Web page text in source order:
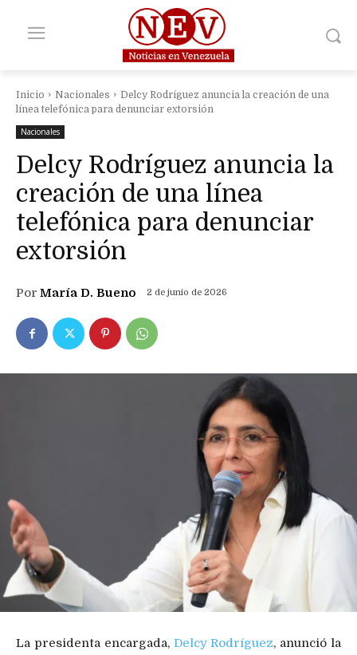
Inicio Nacionales
Delcy Rodríguez anuncia la creación de una
línea telefónica para denunciar extorsión
Nacionales
Delcy Rodríguez anuncia la
creación de una línea
telefónica para denunciar
extorsión
Por María D. Bueno 2 de junio de 2026
La presidenta encargada, Delcy Rodríguez, anunció la